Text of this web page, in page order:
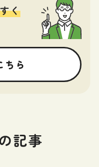
く
ちら
記事